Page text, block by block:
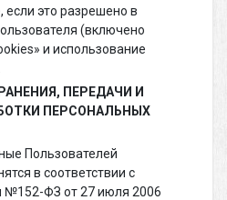
если это разрешено в
(включено
и использование
ПЕРЕДАЧИ И
ПЕРСОНАЛЬНЫХ
Пользователей
в соответствии с
ФЗ от 27 июля 2006